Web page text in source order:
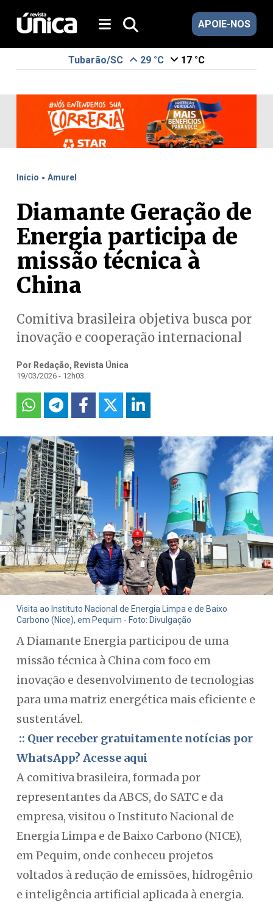
APOIE-NOS
Tubarão/SC 29 °C 17 °C
Início . Amurel
Diamante Geração de
Energia participa de
missão técnica à
China
Comitiva brasileira objetiva busca por
inovação e cooperação internacional
Por Redação, Revista Única
19/03/2026 - 12h03
Visita ao Instituto Nacional de Energia Limpa e de Baixo
Carbono (Nice), em Pequim - Foto: Divulgação
A Diamante Energia participou de uma
missão técnica à China com foco em
inovação e desenvolvimento de tecnologias
para uma matriz energética mais eficiente e
sustentável.
:: Quer receber gratuitamente notícias por
WhatsApp? Acesse aqui
A comitiva brasileira, formada por
representantes da ABCS, do SATC e da
empresa, visitou o Instituto Nacional de
Energia Limpa e de Baixo Carbono (NICE),
em Pequim, onde conheceu projetos
voltados à redução de emissões, hidrogênio
e inteligência artificial aplicada à energia.